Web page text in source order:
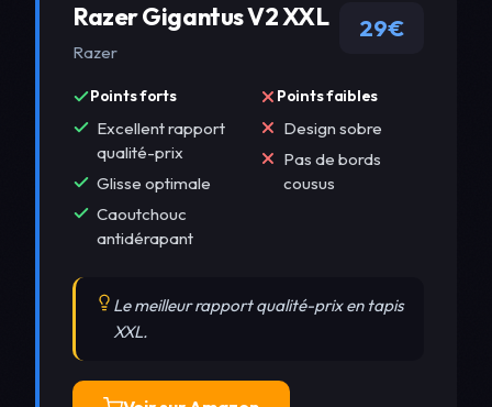
Razer Gigantus V2 XXL
Razer
29€
Points forts
Excellent rapport
qualité-prix
Glisse optimale
Caoutchouc
antidérapant
Points faibles
Design sobre
Pas de bords
cousus
Le meilleur rapport qualité-prix en tapis
XXL.